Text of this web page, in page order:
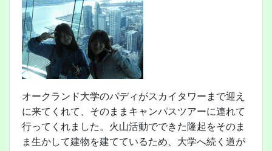
オークランド大学のバディがスカイタワーまで迎え
に来てくれて、そのままキャンパスツアーに連れて
行ってくれました。火山活動でできた隆起をそのま
ま生かして建物を建てているため、大学へ続く道が